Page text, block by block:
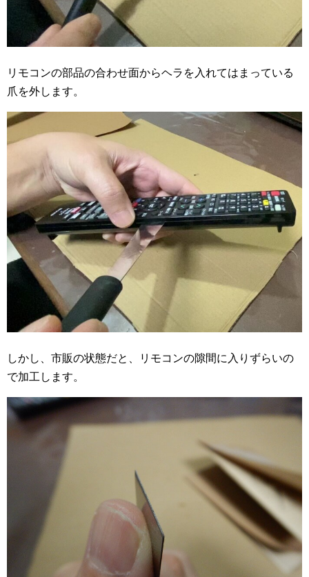
リモコンの部品の合わせ面からヘラを入れてはまっている
爪を外します。
しかし、市販の状態だと、リモコンの隙間に入りずらいの
で加工します。